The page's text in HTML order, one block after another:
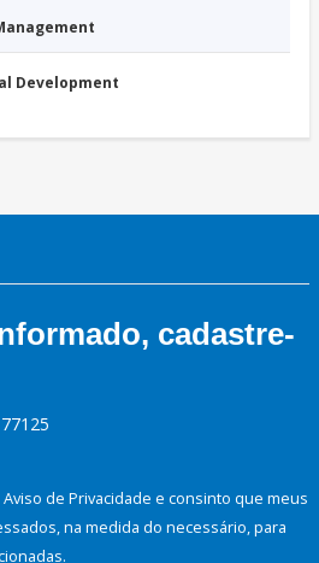
Development
cadastre-
de Privacidade e consinto que meus
na medida do necessário, para